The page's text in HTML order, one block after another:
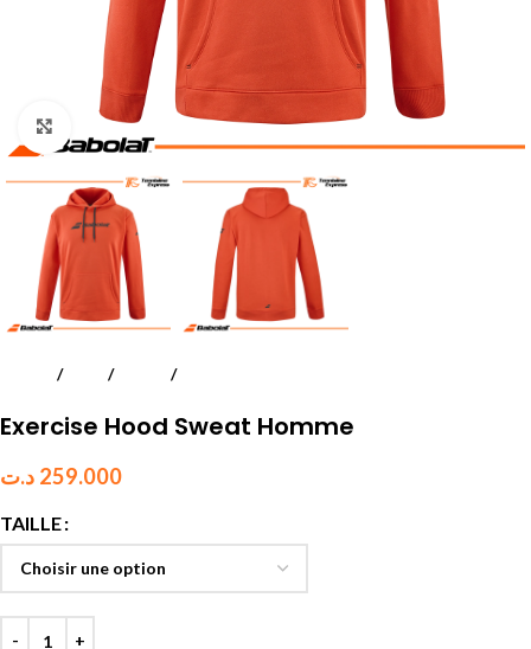
Click to enlarge
Padel Textile Juniors et enfants
Exercise Hood Sweat Homme
259.000 د.ت
TAILLE